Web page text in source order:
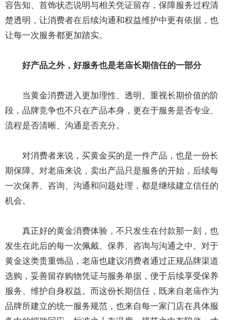
容告知、首饰状态说明与相关凭证留存，保障服务过程清
楚透明，让消费者在后续沟通和权益维护中更有依据，也
让每一次服务都更加踏实。
好产品之外，好服务也是老庙长期信任的一部分
当黄金消费进入更加理性、透明、重视长期价值的阶
段，品牌竞争也不只在产品本身，更在于服务是否专业、
流程是否清晰、沟通是否充分。
对消费者来说，买黄金买的是一件产品，也是一份长
期保障。对老庙来说，卖出产品只是服务的开始，后续每
一次保养、咨询、沟通和问题处理，都是继续建立信任的
机会。
真正好的黄金消费体验，不只发生在付款那一刻，也
发生在此后的每一次佩戴、保养、咨询与沟通之中。对于
黄金这类贵重饰品，老庙也建议消费者通过正规品牌渠道
选购，妥善留存购物凭证与服务单据，便于后续享受保养
服务、维护自身权益。而这份长期信任，既来自老庙作为
品牌所建立的统一服务规范，也来自每一家门店在具体服